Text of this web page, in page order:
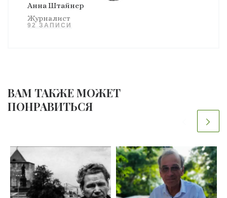
Анна Штайнер
Журналист
92 ЗАПИСИ
ВАМ ТАКЖЕ МОЖЕТ
ПОНРАВИТЬСЯ